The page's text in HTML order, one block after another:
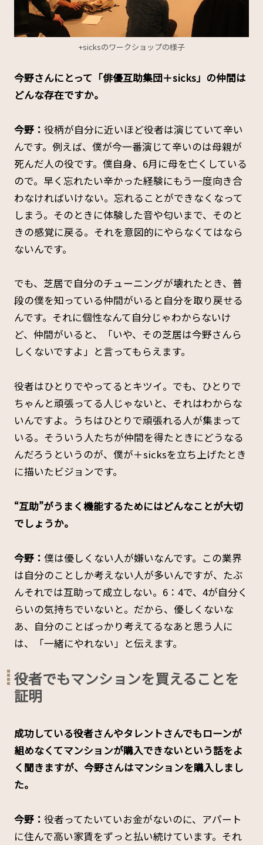
+sicksのワークショップの様子
――今野さんにとって「俳優互助集団＋sicks」の仲間は
どんな存在ですか。
今野： 役柄が自分に近いほど役者は演じていて辛い
んです。例えば、僕が今一番演じて辛いのは母親が
死んだ人の役です。僕自身、6月に母を亡くしている
ので。早く忘れたい辛かった経験にもう一度向き合
わなければいけない。忘れることができなくなって
しまう。そのときに体験した音や匂いまで、そのと
きの感覚に戻る。それを意図的にやらなくてはなら
ないんです。
でも、芝居で自分のチューニングが壊れたとき、普
段の僕を知っている仲間がいると自分を取り戻せる
んです。それに個性なんて自分じゃわからないけ
ど、仲間がいると、「いや、その芝居は今野さんら
しくないですよ」と言ってもらえます。
役者はひとりでやってるとキツイ。でも、ひとりで
ちゃんと頑張ってる人じゃないと、それはわからな
いんですよ。うちはひとりで頑張れる人が集まって
いる。そういう人たちが仲間を得たときにどうなる
んだろうというのが、僕が＋sicksを立ち上げたとき
に描いたビジョンです。
――“互助”がうまく機能するためにはどんなことが大切
でしょうか。
今野： 僕は優しくない人が嫌いなんです。この業界
は自分のことしか考えない人が多いんですが、たぶ
んそれでは互助って成立しない。6：4で、4が自分く
らいの気持ちでいないと。だから、優しくないな
あ、自分のことばっかり考えてるなあと思う人に
は、「一緒にやれない」と伝えます。
役者でもマンションを買えることを
証明
――成功している役者さんやタレントさんでもローンが
組めなくてマンションが購入できないという話をよ
く聞きますが、今野さんはマンションを購入しまし
た。
今野： 役者ってたいていお金がないのに、アパート
に住んで高い家賃をずっと払い続けています。それ